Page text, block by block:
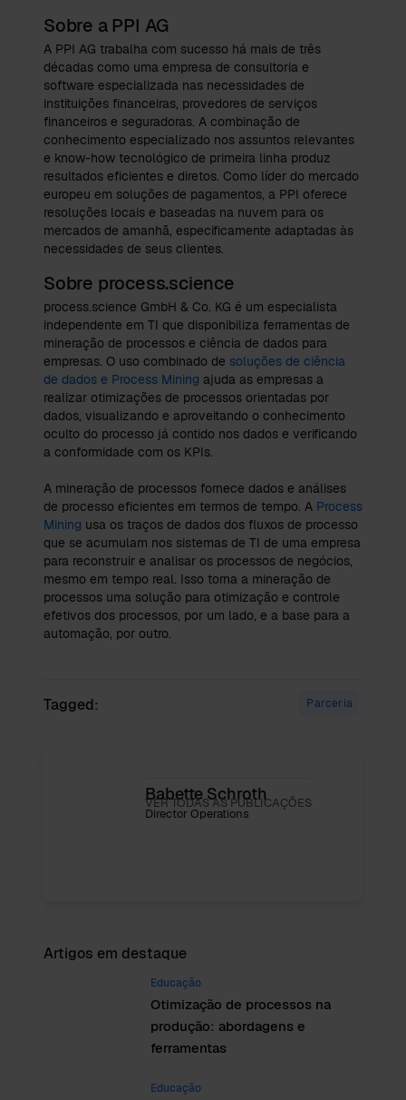
Sobre a PPI AG
A PPI AG trabalha com sucesso há mais de três
décadas como uma empresa de consultoria e
software especializada nas necessidades de
instituições financeiras, provedores de serviços
financeiros e seguradoras. A combinação de
conhecimento especializado nos assuntos relevantes
e know-how tecnológico de primeira linha produz
resultados eficientes e diretos. Como líder do mercado
europeu em soluções de pagamentos, a PPI oferece
resoluções locais e baseadas na nuvem para os
mercados de amanhã, especificamente adaptadas às
necessidades de seus clientes.
Sobre process.science
process.science GmbH & Co. KG é um especialista
independente em TI que disponibiliza ferramentas de
mineração de processos e ciência de dados para
empresas. O uso combinado de soluções de ciência
de dados e Process Mining ajuda as empresas a
realizar otimizações de processos orientadas por
dados, visualizando e aproveitando o conhecimento
oculto do processo já contido nos dados e verificando
a conformidade com os KPIs.
A mineração de processos fornece dados e análises
de processo eficientes em termos de tempo. A Process
Mining usa os traços de dados dos fluxos de processo
que se acumulam nos sistemas de TI de uma empresa
para reconstruir e analisar os processos de negócios,
mesmo em tempo real. Isso torna a mineração de
processos uma solução para otimização e controle
efetivos dos processos, por um lado, e a base para a
automação, por outro.
Tagged: Parceria
Babette Schroth
Director Operations
VER TODAS AS PUBLICAÇÕES
Artigos em destaque
Educação
Otimização de processos na
produção: abordagens e
ferramentas
Educação